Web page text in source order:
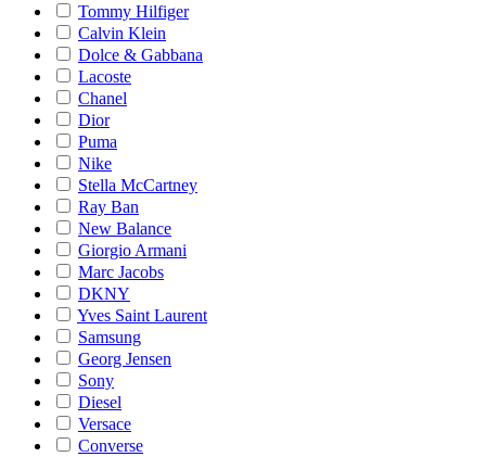
Tommy Hilfiger
Calvin Klein
Dolce & Gabbana
Lacoste
Chanel
Dior
Puma
Nike
Stella McCartney
Ray Ban
New Balance
Giorgio Armani
Marc Jacobs
DKNY
Yves Saint Laurent
Samsung
Georg Jensen
Sony
Diesel
Versace
Converse